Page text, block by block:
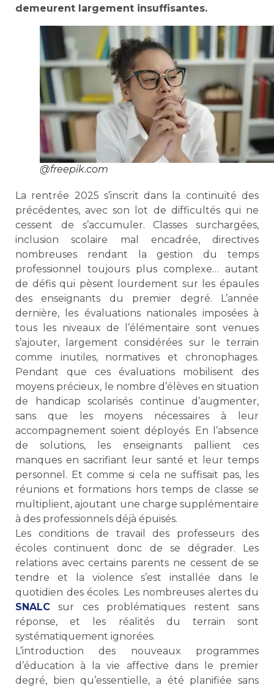
demeurent largement insuffisantes.
@freepik.com
La rentrée 2025 s’inscrit dans la continuité des
précédentes, avec son lot de difficultés qui ne
cessent de s’accumuler. Classes surchargées,
inclusion scolaire mal encadrée, directives
nombreuses rendant la gestion du temps
professionnel toujours plus complexe… autant
de défis qui pèsent lourdement sur les épaules
des enseignants du premier degré. L’année
dernière, les évaluations nationales imposées à
tous les niveaux de l’élémentaire sont venues
s’ajouter, largement considérées sur le terrain
comme inutiles, normatives et chronophages.
Pendant que ces évaluations mobilisent des
moyens précieux, le nombre d’élèves en situation
de handicap scolarisés continue d’augmenter,
sans que les moyens nécessaires à leur
accompagnement soient déployés. En l’absence
de solutions, les enseignants pallient ces
manques en sacrifiant leur santé et leur temps
personnel. Et comme si cela ne suffisait pas, les
réunions et formations hors temps de classe se
multiplient, ajoutant une charge supplémentaire
à des professionnels déjà épuisés.
Les conditions de travail des professeurs des
écoles continuent donc de se dégrader. Les
relations avec certains parents ne cessent de se
tendre et la violence s’est installée dans le
quotidien des écoles. Les nombreuses alertes du
SNALC sur ces problématiques restent sans
réponse, et les réalités du terrain sont
systématiquement ignorées.
L’introduction des nouveaux programmes
d’éducation à la vie affective dans le premier
degré, bien qu’essentielle, a été planifiée sans